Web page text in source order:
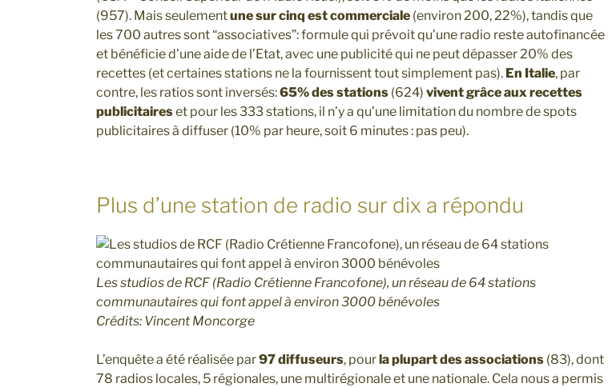
(957). Mais seulementune sur cinq est commerciale (environ 200, 22%), tandis que
les 700 autres sont “associatives”: formule qui prévoit qu’une radio reste autofinancée
et bénéficie d’une aide de l’Etat, avec une publicité qui ne peut dépasser 20% des
recettes (et certaines stations ne la fournissent tout simplement pas). En Italie, par
contre, les ratios sont inversés:65% des stations (624) vivent grâce aux recettes
publicitaireset pour les 333 stations, il n’y a qu’une limitation du nombre de spots
publicitaires à diffuser (10% par heure, soit 6 minutes : pas peu).
Plus d’une station de radio sur dix a répondu
Les studios de RCF (Radio Crétienne Francofone), un réseau de 64 stations
communautaires qui font appel à environ 3000 bénévoles
Crédits: Vincent Moncorge
L’enquête a été réalisée par97 diffuseurs, pourla plupart des associations (83), dont
78 radios locales, 5 régionales, une multirégionale et une nationale. Cela nous a permis